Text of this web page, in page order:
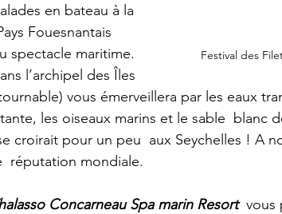
Festival des
en bateau à la
Fouesnantais
spectacle maritime.
l’archipel des Îles
vous émerveillera par les eaux
les oiseaux marins et le sable  blanc
croirait pour un peu  aux Seychelles ! A
réputation mondiale.
Concarneau Spa marin Resort
vous